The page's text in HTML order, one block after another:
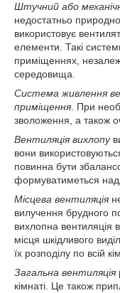
Штучний або
недостатньо
використовує
елементи. Такі
приміщеннях,
середовища.
Система живлення
приміщення . При
зволоження, а також
Вентиляція вихлопу
вони
повинна бути
формуватиметься
Місцева вентиляція
вилучення брудного
вихлопна вентиляція
місця шкідливого
їх розподілу по всій
Загальна вентиляція
кімнаті. Це також